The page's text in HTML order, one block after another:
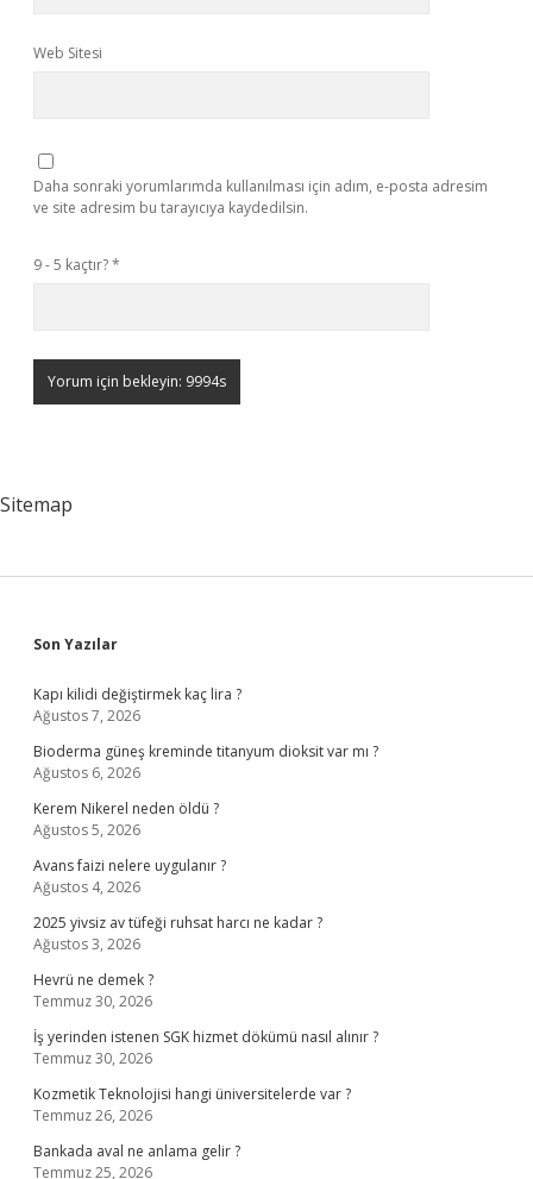
Web Sitesi
Daha sonraki yorumlarımda kullanılması için adım, e-posta adresim
ve site adresim bu tarayıcıya kaydedilsin.
9 - 5 kaçtır?*
Sitemap
Sidebar
Son Yazılar
Kapı kilidi değiştirmek kaç lira ?
Ağustos 7, 2026
Bioderma güneş kreminde titanyum dioksit var mı ?
Ağustos 6, 2026
Kerem Nikerel neden öldü ?
Ağustos 5, 2026
Avans faizi nelere uygulanır ?
Ağustos 4, 2026
2025 yivsiz av tüfeği ruhsat harcı ne kadar ?
Ağustos 3, 2026
Hevrü ne demek ?
Temmuz 30, 2026
İş yerinden istenen SGK hizmet dökümü nasıl alınır ?
Temmuz 30, 2026
Kozmetik Teknolojisi hangi üniversitelerde var ?
Temmuz 26, 2026
Bankada aval ne anlama gelir ?
Temmuz 25, 2026